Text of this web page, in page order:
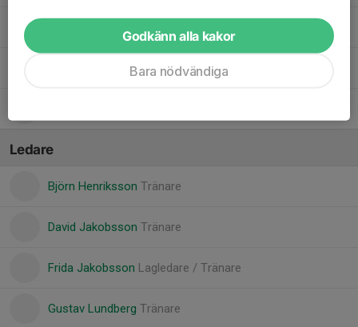
Ledare
Björn Henriksson Tränare
David Jakobsson Tränare
Frida Jakobsson Lagledare / Tränare
Gustav Lundberg Tränare
Godkänn alla kakor
Bara nödvändiga